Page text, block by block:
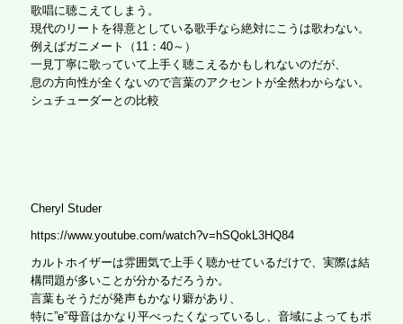
歌唱に聴こえてしまう。
現代のリートを得意としている歌手なら絶対にこうは歌わない。
例えばガニメート（11：40～）
一見丁寧に歌っていて上手く聴こえるかもしれないのだが、
息の方向性が全くないので言葉のアクセントが全然わからない。
シュチューダーとの比較
Cheryl Studer
https://www.youtube.com/watch?v=hSQokL3HQ84
カルトホイザーは雰囲気で上手く聴かせているだけで、実際は結
構問題が多いことが分かるだろうか。
言葉もそうだが発声もかなり癖があり、
特に”e”母音はかなり平べったくなっているし、音域によってもポ